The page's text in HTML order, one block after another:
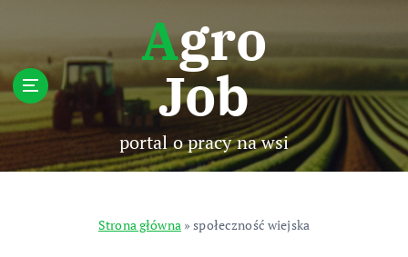
p
t
c
n
Agro
Job
portal o pracy na wsi
Strona główna»społeczność wiejska